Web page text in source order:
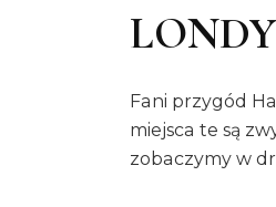
Fani przygód
miejsca te są
zobaczymy w